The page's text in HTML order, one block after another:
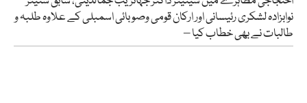
نوابزادہ لشکری رئیسانی اور ارکان قومی وصوبائی اسمبلی کے علاوہ طلبہ و
طالبات نے بھی خطاب کیا –